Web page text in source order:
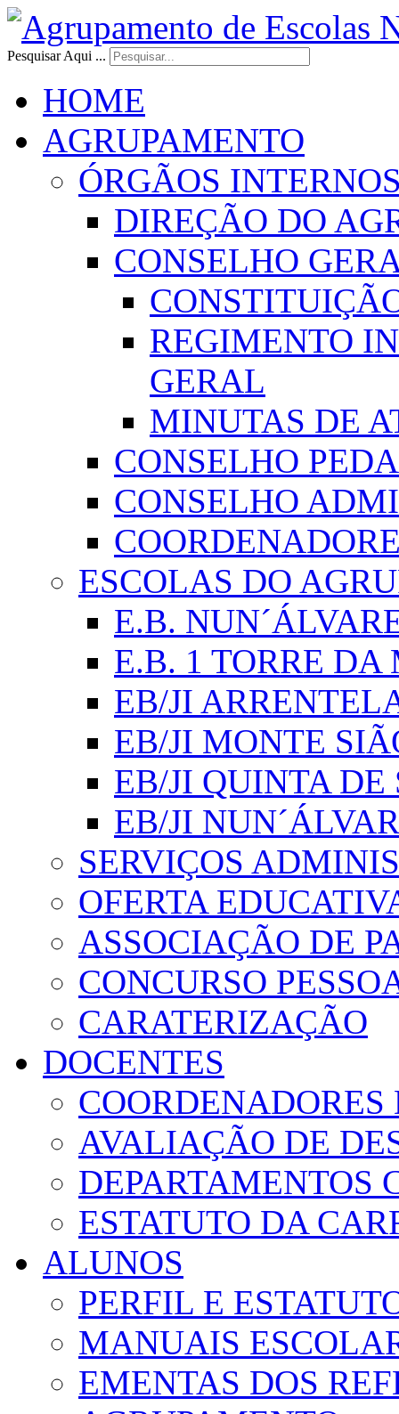
Pesquisar Aqui ...
HOME
AGRUPAMENTO
ÓRGÃOS
DIREÇÃO DO
CONSELHO
REGIMENTO
GERAL
MINUTAS DE
CONSELHO
CONSELHO
ESCOLAS DO
E.B.
E.B. 1 TORRE
EB/JI
EB/JI MONTE
EB/JI QUINTA DE
EB/JI
SERVIÇOS
OFERTA
ASSOCIAÇÃO DE
CONCURSO
CARATERIZAÇÃO
DOCENTES
AVALIAÇÃO DE
DEPARTAMENTOS
ESTATUTO DA
ALUNOS
PERFIL E
MANUAIS
EMENTAS DOS